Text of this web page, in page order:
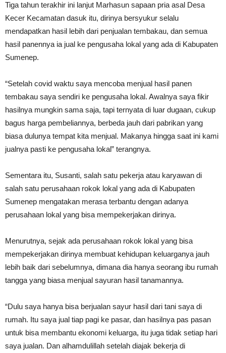
Tiga tahun terakhir ini lanjut Marhasun sapaan pria asal Desa
Kecer Kecamatan dasuk itu, dirinya bersyukur selalu
mendapatkan hasil lebih dari penjualan tembakau, dan semua
hasil panennya ia jual ke pengusaha lokal yang ada di Kabupaten
Sumenep.
“Setelah covid waktu saya mencoba menjual hasil panen
tembakau saya sendiri ke pengusaha lokal. Awalnya saya fikir
hasilnya mungkin sama saja, tapi ternyata di luar dugaan, cukup
bagus harga pembeliannya, berbeda jauh dari pabrikan yang
biasa dulunya tempat kita menjual. Makanya hingga saat ini kami
jualnya pasti ke pengusaha lokal” terangnya.
Sementara itu, Susanti, salah satu pekerja atau karyawan di
salah satu perusahaan rokok lokal yang ada di Kabupaten
Sumenep mengatakan merasa terbantu dengan adanya
perusahaan lokal yang bisa mempekerjakan dirinya.
Menurutnya, sejak ada perusahaan rokok lokal yang bisa
mempekerjakan dirinya membuat kehidupan keluarganya jauh
lebih baik dari sebelumnya, dimana dia hanya seorang ibu rumah
tangga yang biasa menjual sayuran hasil tanamannya.
“Dulu saya hanya bisa berjualan sayur hasil dari tani saya di
rumah. Itu saya jual tiap pagi ke pasar, dan hasilnya pas pasan
untuk bisa membantu ekonomi keluarga, itu juga tidak setiap hari
saya jualan. Dan alhamdulillah setelah diajak bekerja di